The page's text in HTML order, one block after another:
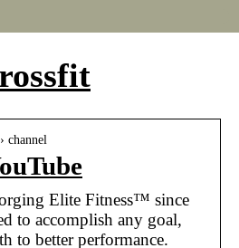
channel
Elite Fitness™ since
to accomplish any goal,
to better performance.